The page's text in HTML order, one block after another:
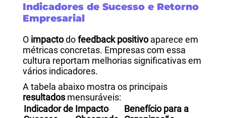
Indicadores de Sucesso e Retorno
Empresarial
O impactodofeedback positivoaparece em
métricas concretas. Empresas com essa
cultura reportam melhorias significativas em
vários indicadores.
A tabela abaixo mostra os principais
resultadosmensuráveis:
Indicador de Impacto
Benefício para a